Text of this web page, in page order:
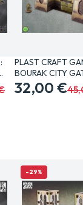
PLAST CRAFT
BOURAK CITY
JUEGOS…
32,00 €
-29%